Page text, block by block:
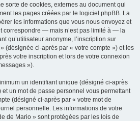
sorte de cookies, externes au document qui
les pages créées par le logiciel phpBB. La
les informations que vous nous envoyez et
correspondre — mais n’est pas limité à — la
qu’utilisateur anonyme, l’inscription sur
(désignée ci-après par « votre compte ») et les
votre inscription et lors de votre connexion
»).
un identifiant unique (désigné ci-après
et un mot de passe personnel vous permettant
(désigné ci-après par « votre mot de
personnelle. Les informations de votre
de Mario » sont protégées par les lois de